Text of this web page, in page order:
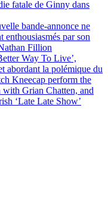
fatale de Ginny dans
bande-annonce ne
enthousiasmés par son
Fillion
Way To Live’,
abordant la polémique du
Kneecap perform the
with Grian Chatten, and
‘Late Late Show’